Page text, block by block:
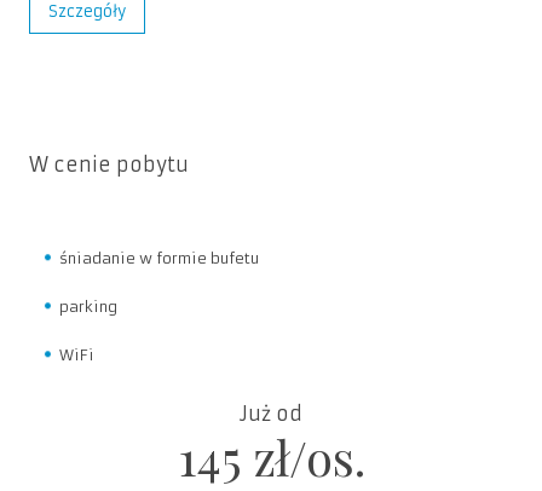
Szczegóły
W cenie pobytu
śniadanie w formie bufetu
parking
WiFi
Już od
145 zł/os.